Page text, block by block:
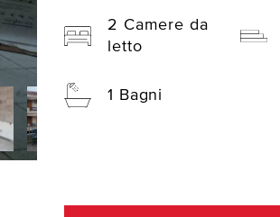
2 Camere da
letto
1 Bagni